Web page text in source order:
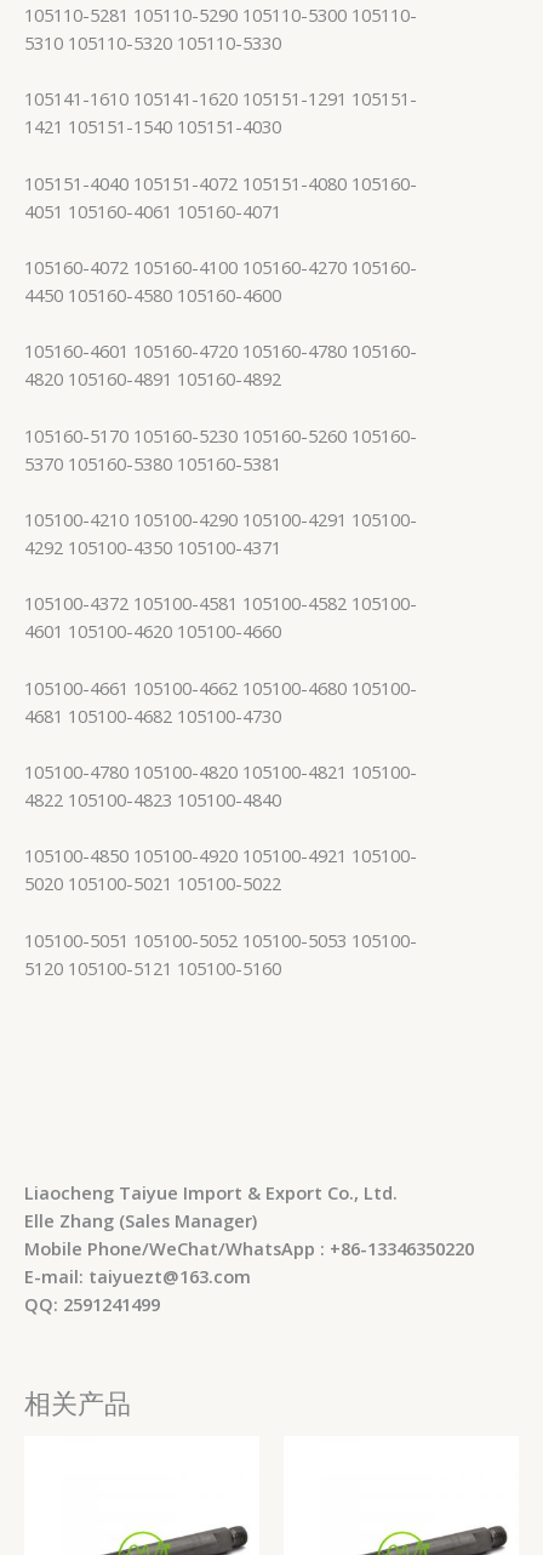
105110-5281 105110-5290 105110-5300 105110-
5310 105110-5320 105110-5330
105141-1610 105141-1620 105151-1291 105151-
1421 105151-1540 105151-4030
105151-4040 105151-4072 105151-4080 105160-
4051 105160-4061 105160-4071
105160-4072 105160-4100 105160-4270 105160-
4450 105160-4580 105160-4600
105160-4601 105160-4720 105160-4780 105160-
4820 105160-4891 105160-4892
105160-5170 105160-5230 105160-5260 105160-
5370 105160-5380 105160-5381
105100-4210 105100-4290 105100-4291 105100-
4292 105100-4350 105100-4371
105100-4372 105100-4581 105100-4582 105100-
4601 105100-4620 105100-4660
105100-4661 105100-4662 105100-4680 105100-
4681 105100-4682 105100-4730
105100-4780 105100-4820 105100-4821 105100-
4822 105100-4823 105100-4840
105100-4850 105100-4920 105100-4921 105100-
5020 105100-5021 105100-5022
105100-5051 105100-5052 105100-5053 105100-
5120 105100-5121 105100-5160
Liaocheng Taiyue Import & Export Co., Ltd.
Elle Zhang (Sales Manager)
Mobile Phone/WeChat/WhatsApp : +86-13346350220
E-mail: taiyuezt@163.com
QQ: 2591241499
相关产品